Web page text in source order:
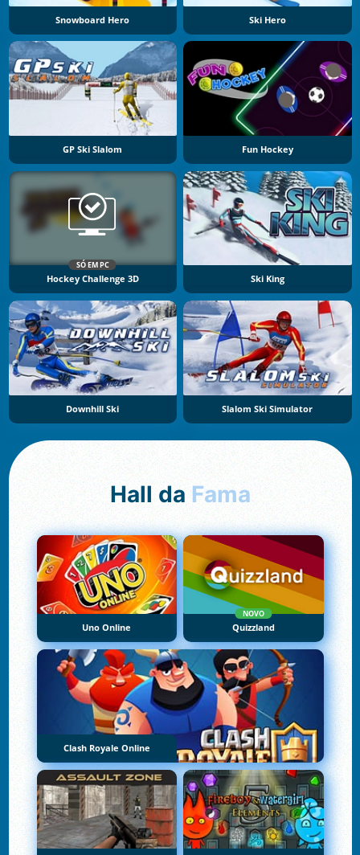
Snowboard Hero Ski Hero
GP Ski Slalom Fun Hockey
SÓ EM PC
Hockey Challenge 3D Ski King
Downhill Ski Slalom Ski Simulator
Hall da Fama
Uno Online
NOVO
Quizzland
Clash Royale Online